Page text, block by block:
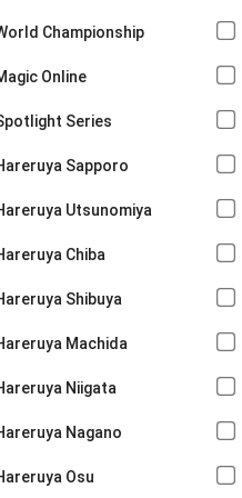
Championship
Online
Series
Sapporo
Utsunomiya
Chiba
Shibuya
Machida
Niigata
Nagano
Osu